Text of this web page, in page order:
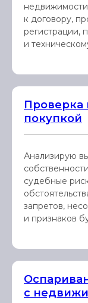
к договору,
регистрации,
и
Проверка
покупкой
Анализирую
судебные
запретов,
и признаков
с